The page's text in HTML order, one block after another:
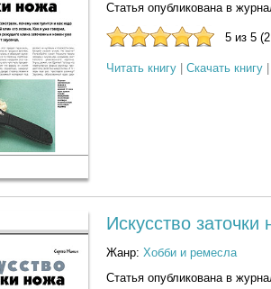
Статья опубликована в
5 из 5
Читать книгу Скачать книгу
Искусство
Жанр: Хобби и ремесла
Статья опубликована в